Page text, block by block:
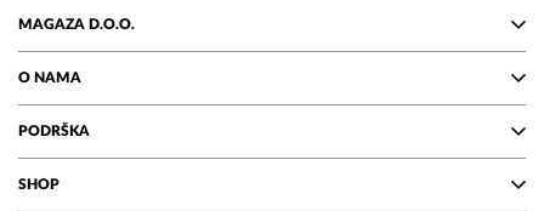
MAGAZA D.O.O.
O NAMA
PODRŠKA
SHOP